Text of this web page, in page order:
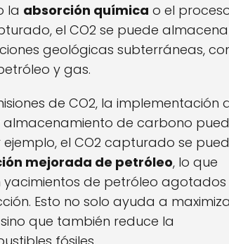
la absorción química o el
el CO2 se puede
geológicas subterráneas,
y gas.
de CO2, la implementación
de carbono
el CO2 capturado se
mejorada de petróleo, lo que
yacimientos de petróleo agotados
Esto no solo ayuda a
que también reduce la